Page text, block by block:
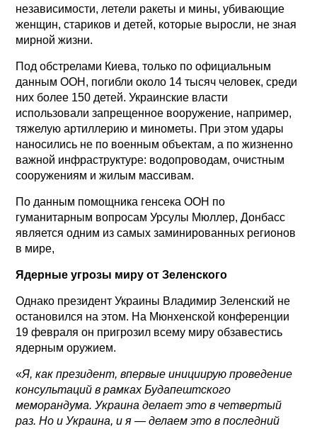
независимости, летели ракеты и мины, убивающие
женщин, стариков и детей, которые выросли, не зная
мирной жизни.
Под обстрелами Киева, только по официальным
данным ООН, погибли около 14 тысяч человек, среди
них более 150 детей. Украинские власти
использовали запрещенное вооружение, например,
тяжелую артиллерию и минометы. При этом удары
наносились не по военным объектам, а по жизненно
важной инфраструктуре: водопроводам, очистным
сооружениям и жилым массивам.
По данным помощника генсека ООН по
гуманитарным вопросам Урсулы Мюллер, Донбасс
является одним из самых заминированных регионов
в мире,
Ядерные угрозы миру от Зеленского
Однако президент Украины Владимир Зеленский не
остановился на этом. На Мюнхенской конференции
19 февраля он пригрозил всему миру обзавестись
ядерным оружием.
«Я, как президент, впервые инициирую проведение
консультаций в рамках Будапештского
меморандума. Украина делает это в четвертый
раз. Но и Украина, и я — делаем это в последний